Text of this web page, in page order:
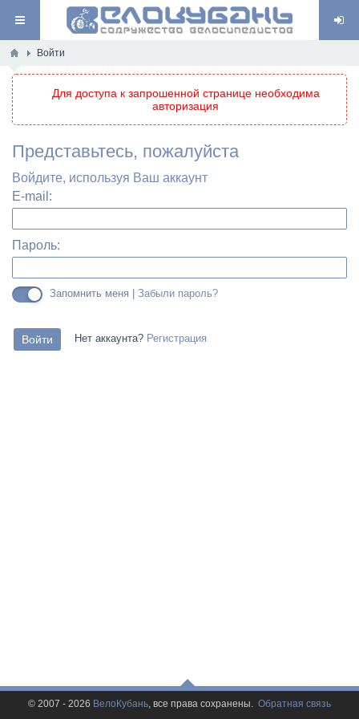
Войти
Для доступа к запрошенной странице необходима
авторизация
Представьтесь, пожалуйста
Войдите, используя Ваш аккаунт
E-mail:
Пароль:
Запомнить меня | Забыли пароль?
Нет аккаунта? Регистрация
© 2007 - 2026 ВелоКубань, все права сохранены. Обратная связь